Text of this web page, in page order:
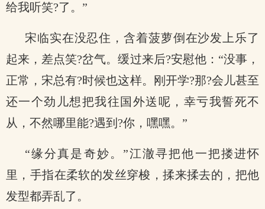
给我听笑?了。”
宋临实在没忍住，含着菠萝倒在沙发上乐了
起来，差点笑?岔气。缓过来后?安慰他：“没事，
正常，宋总有?时候也这样。刚开学?那?会儿甚至
还一个劲儿想把我往国外送呢，幸亏我誓死不
从，不然哪里能?遇到?你，嘿嘿。”
“缘分真是奇妙。”江澈寻把他一把搂进怀
里，手指在柔软的发丝穿梭，揉来揉去的，把他
发型都弄乱了。